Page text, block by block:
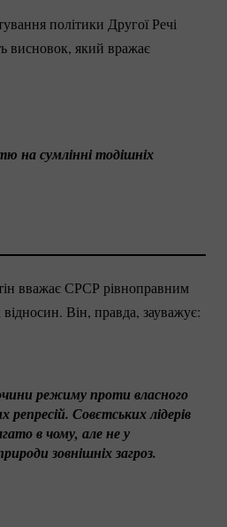
політики Другої Речі
висновок, який вражає
на сумлінні тодішніх
вважає СРСР рівноправним
Він, правда, зауважує:
режиму проти власного
Совєтських лідерів
в чому, але не у
зовнішніх загроз.